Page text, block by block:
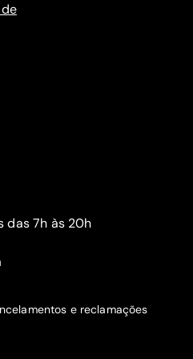
das 7h às 20h
e reclamações